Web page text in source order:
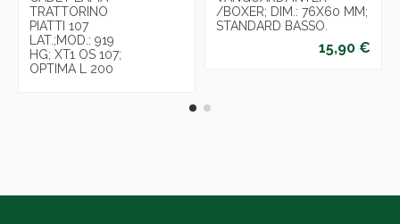
TRATTORINO
PIATTI 107
LAT.;MOD.: 919
HG; XT1 OS 107;
OPTIMA L 200
/BOXER; DIM.: 76X60 MM;
STANDARD BASSO.
15,90 €